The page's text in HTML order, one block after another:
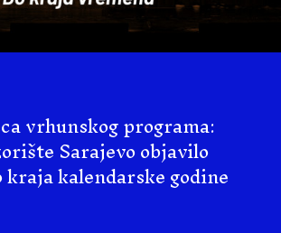
vrhunskog programa:
Sarajevo objavilo
kalendarske godine